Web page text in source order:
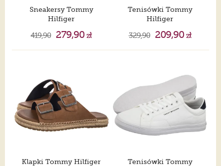
Sneakersy Tommy
Hilfiger
419,90 279,90zł
Tenisówki Tommy
Hilfiger
329,90 209,90zł
Klapki Tommy Hilfiger
Tenisówki Tommy